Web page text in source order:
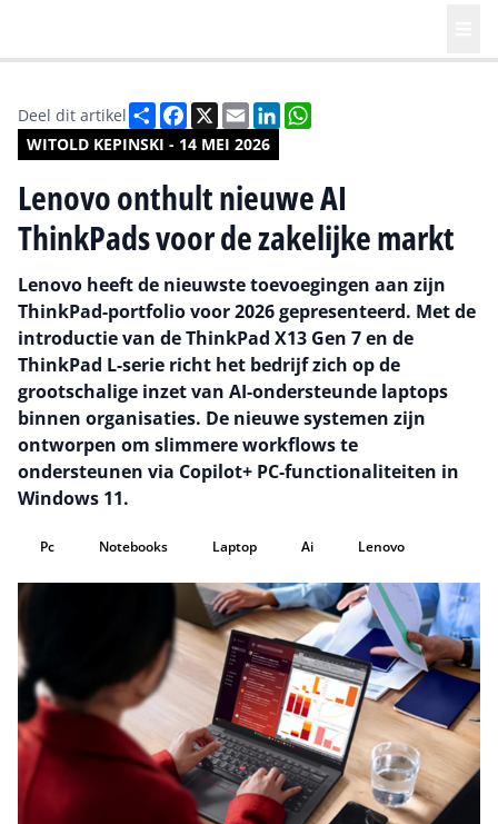
WITOLD KEPINSKI - 14 MEI 2026
Deel dit artikel DeelFacebook
X EmailLinkedIn
Lenovo onthult nieuwe AI
ThinkPads voor de zakelijke markt
Lenovo heeft de nieuwste toevoegingen aan zijn
ThinkPad-portfolio voor 2026 gepresenteerd. Met de
introductie van de ThinkPad X13 Gen 7 en de
ThinkPad L-serie richt het bedrijf zich op de
grootschalige inzet van AI-ondersteunde laptops
binnen organisaties. De nieuwe systemen zijn
ontworpen om slimmere workflows te
ondersteunen via Copilot+ PC-functionaliteiten in
Windows 11.
Pc Notebooks Laptop Ai Lenovo